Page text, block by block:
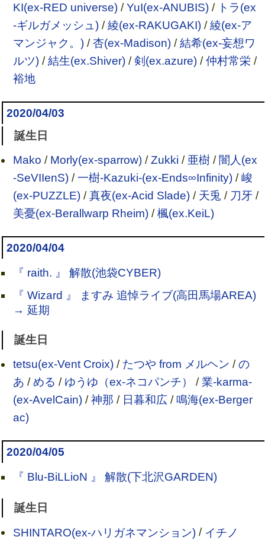
KI(ex-RED universe)/YuI(ex-ANUBIS)/ トラ(ex
-ギルガメッシュ)/綾(ex-RAKUGAKI)/綾(ex-ア
マンジャク。)/杏(ex-Madison)/結希(ex-妄想ワ
ルツ)/結生(ex.Shiver)/剣(ex.azure)/仲村常栄 /
裕地
2020/04/03
誕生日
Mako / Morly(ex-sparrow)/Zukki / 亜樹/ 闇人(ex
-SeVIIenS)/一樹-Kazuki-(ex-Ends∞Infinity)/峻
(ex-PUZZLE)/真夜(ex-Acid Slade)/ 天兎 / 刀牙/
美憂(ex-Berallwarp Rheim)/楓(ex.KeiL)
2020/04/04
『 raith. 』 解散(池袋CYBER)
『 Wizard 』 ますみ 追悼ライブ(高田馬場AREA)
→ 延期
誕生日
tetsu(ex-Vent Croix)/ たつや from メルヘン /の
あ /める / ゆうゆ（ex-ネコパンチ） /業-karma-
(ex-AvelCain)/神那 / 日暮和広/鳴海(ex-Berger
ac)
2020/04/05
『 Blu-BiLLioN 』 解散(下北沢GARDEN)
誕生日
SHINTARO(ex-ハリガネマンション)/ イチノ